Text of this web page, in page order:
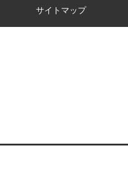
サイトマップ